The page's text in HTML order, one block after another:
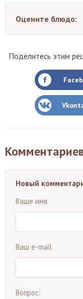
Оцените блюдо:
Поделитесь этим
Новый
Ваше имя
Ваш e-mail
Вопрос: